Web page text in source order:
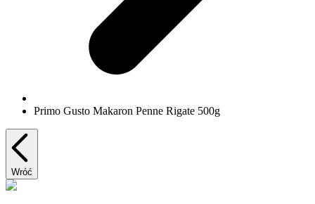
Primo Gusto Makaron Penne Rigate 500g
Wróć